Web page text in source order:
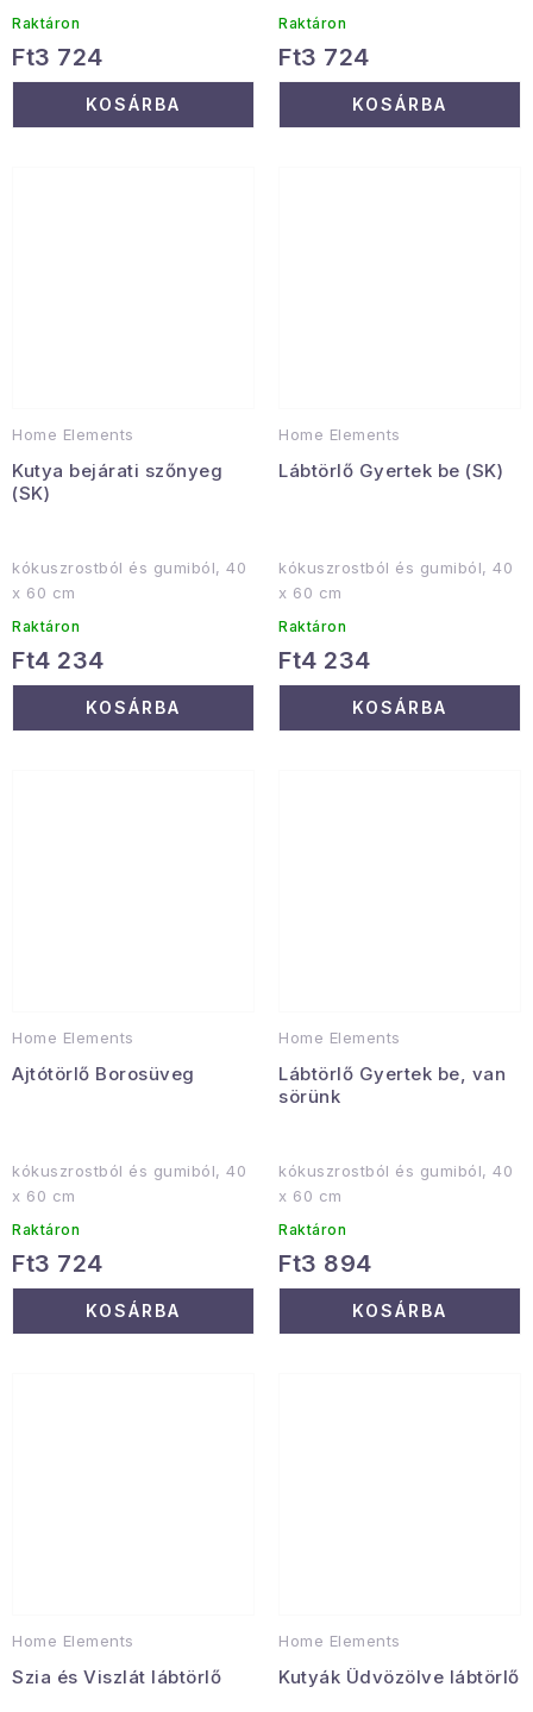
Raktáron
Ft3 724
KOSÁRBA
Raktáron
Ft3 724
KOSÁRBA
Home Elements
Kutya bejárati szőnyeg
(SK)
kókuszrostból és gumiból, 40
x 60 cm
Raktáron
Ft4 234
KOSÁRBA
Home Elements
Lábtörlő Gyertek be (SK)
kókuszrostból és gumiból, 40
x 60 cm
Raktáron
Ft4 234
KOSÁRBA
Home Elements
Ajtótörlő Borosüveg
kókuszrostból és gumiból, 40
x 60 cm
Raktáron
Ft3 724
KOSÁRBA
Home Elements
Lábtörlő Gyertek be, van
sörünk
kókuszrostból és gumiból, 40
x 60 cm
Raktáron
Ft3 894
KOSÁRBA
Home Elements
Szia és Viszlát lábtörlő
Home Elements
Kutyák Üdvözölve lábtörlő